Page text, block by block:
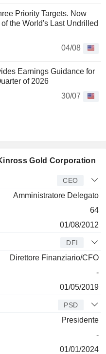
Priority Targets. Now
the World's Last Undrilled
04/08
Earnings Guidance for
of 2026
30/07
Gold Corporation
CEO
Amministratore Delegato
64
01/08/2012
DFI
Direttore Finanziario/CFO
-
01/05/2019
PSD
Presidente
-
01/01/2024